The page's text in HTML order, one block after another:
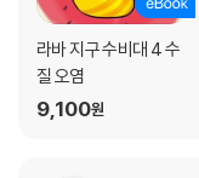
라바 지구 수비대 4 수
질 오염
9,100원